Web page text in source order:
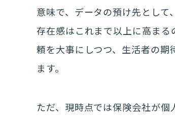
意味で、データの預け先とし
存在感はこれまで以上に高ま
頼を大事にしつつ、生活者の期
ます。
ただ、現時点では保険会社が